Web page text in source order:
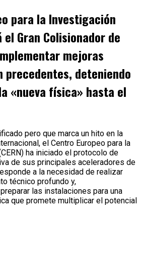
para la Investigación
Gran Colisionador de
mejoras
deteniendo
«nueva física» hasta el
pero que marca un hito en la
el Centro Europeo para la
ha iniciado el protocolo de
de sus principales aceleradores de
a la necesidad de realizar
técnico profundo y,
las instalaciones para una
que promete multiplicar el potencial